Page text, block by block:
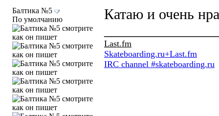
Балтика №5
По умолчанию
Катаю и очень
Last.fm
Skateboarding.ru+Last.fm
IRC channel #skateboarding.ru